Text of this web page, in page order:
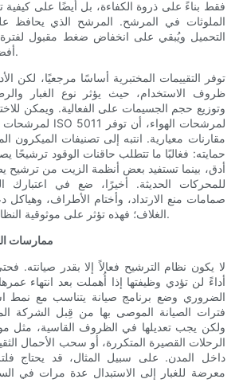
فقط بناءً على ذروة الكفاءة، بل أيضًا على كيفية
الملوثات في المرشح. المرشح الذي يحافظ
التحميل ويُبقي على انخفاض ضغط مقبول
أفضل طوال فترة خدمته.
توفر التقييمات المختبرية أساسًا مرجعيًا، لكن
ظروف الاستخدام، حيث يؤثر نوع الغبار
وتوزيع حجم الجسيمات على الفعالية. ويمكن
مقارنات معيارية. انتبه إلى تصنيفات الميكرون
للمحركات الحديثة. أخيرًا، ضع في اعتبارك
صمامات منع الارتداد، وأختام الأطراف، وهياكل
الغلاف؛ فهذه تؤثر على موثوقية النظام وحمايته بشكل عام.
ممارسات
لا يكون نظام الترشيح فعالاً إلا بقدر صيانته.
أداءً لن تؤدي وظيفتها إذا أُهملت بعد انتهاء
الضروري وضع برنامج صيانة يتناسب مع نمط
فترات الصيانة الموصى بها من قِبل الشركة
ولكن يجب تعديلها في الظروف القاسية، مثل
الرحلات القصيرة المتكررة، أو سحب الأحمال
داخل المدن. على سبيل المثال، قد يحتاج
معرضة للغبار إلى الاستبدال عدة مرات في